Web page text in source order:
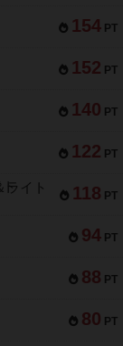
154 PT
152 PT
140 PT
122 PT
118 PT
イト
94 PT
88 PT
80 PT